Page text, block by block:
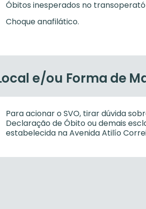
Óbitos inesperados no
Choque anafilático.
e/ou Forma de
Para acionar o SVO, tirar dúvida
Declaração de Óbito ou demais
estabelecida na Avenida Atilío